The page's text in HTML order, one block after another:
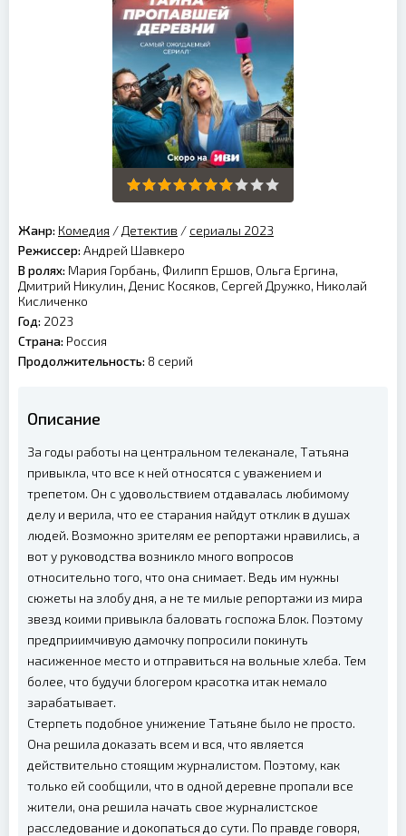
Жанр: Комедия / Детектив / сериалы 2023
Режиссер: Андрей Шавкеро
В ролях: Мария Горбань, Филипп Ершов, Ольга Ергина,
Дмитрий Никулин, Денис Косяков, Сергей Дружко, Николай
Кисличенко
Год: 2023
Страна: Россия
Продолжительность: 8 серий
Описание
За годы работы на центральном телеканале, Татьяна
привыкла, что все к ней относятся с уважением и
трепетом. Он с удовольствием отдавалась любимому
делу и верила, что ее старания найдут отклик в душах
людей. Возможно зрителям ее репортажи нравились, а
вот у руководства возникло много вопросов
относительно того, что она снимает. Ведь им нужны
сюжеты на злобу дня, а не те милые репортажи из мира
звезд коими привыкла баловать госпожа Блок. Поэтому
предприимчивую дамочку попросили покинуть
насиженное место и отправиться на вольные хлеба. Тем
более, что будучи блогером красотка итак немало
зарабатывает.
Стерпеть подобное унижение Татьяне было не просто.
Она решила доказать всем и вся, что является
действительно стоящим журналистом. Поэтому, как
только ей сообщили, что в одной деревне пропали все
жители, она решила начать свое журналистское
расследование и докопаться до сути. По правде говоря,